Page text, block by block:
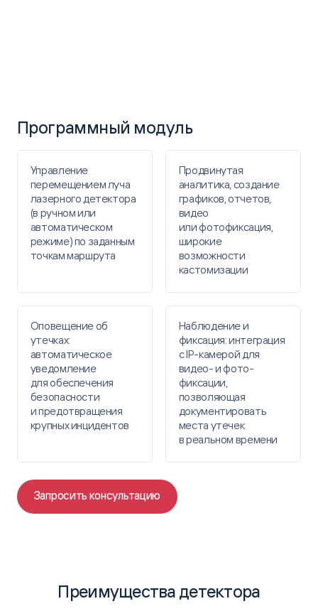
Программный модуль
Управление
перемещением луча
лазерного детектора
(в ручном или
автоматическом
режиме) по заданным
точкам маршрута
Продвинутая
аналитика, создание
графиков, отчетов,
видео
или фотофиксация,
широкие
возможности
кастомизации
Оповещение об
утечках:
автоматическое
уведомление
для обеспечения
безопасности
и предотвращения
крупных инцидентов
Наблюдение и
фиксация: интеграция
с IP-камерой для
видео- и фото-
фиксации,
позволяющая
документировать
места утечек
в реальном времени
Запросить консультацию
Преимущества детектора